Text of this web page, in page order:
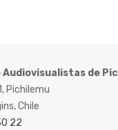
de
Pichilemu
Chile
22